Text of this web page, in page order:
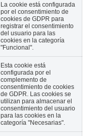
La cookie está configurada
por el consentimiento de
cookies de GDPR para
registrar el consentimiento
del usuario para las
cookies en la categoría
"Funcional".
Esta cookie está
configurada por el
complemento de
consentimiento de cookies
de GDPR. Las cookies se
utilizan para almacenar el
consentimiento del usuario
para las cookies en la
categoría "Necesarias".